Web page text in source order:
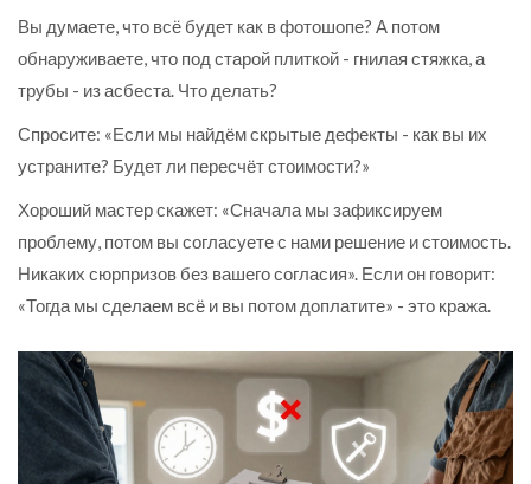
Вы думаете, что всё будет как в фотошопе? А потом
обнаруживаете, что под старой плиткой - гнилая стяжка, а
трубы - из асбеста. Что делать?
Спросите: «Если мы найдём скрытые дефекты - как вы их
устраните? Будет ли пересчёт стоимости?»
Хороший мастер скажет: «Сначала мы зафиксируем
проблему, потом вы согласуете с нами решение и стоимость.
Никаких сюрпризов без вашего согласия». Если он говорит:
«Тогда мы сделаем всё и вы потом доплатите» - это кража.